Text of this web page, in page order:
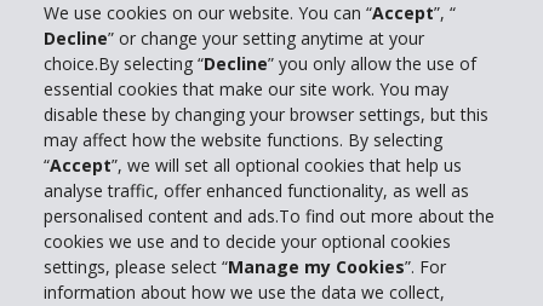
We use cookies on our website. You can “Accept”, “
Decline” or change your setting anytime at your
choice.By selecting “Decline” you only allow the use of
essential cookies that make our site work. You may
disable these by changing your browser settings, but this
may affect how the website functions. By selecting
“Accept”, we will set all optional cookies that help us
analyse traffic, offer enhanced functionality, as well as
personalised content and ads.To find out more about the
cookies we use and to decide your optional cookies
settings, please select “Manage my Cookies”. For
information about how we use the data we collect,
Informations sur l'entreprise
Entreprise
Support client
Réserver avec Hertz